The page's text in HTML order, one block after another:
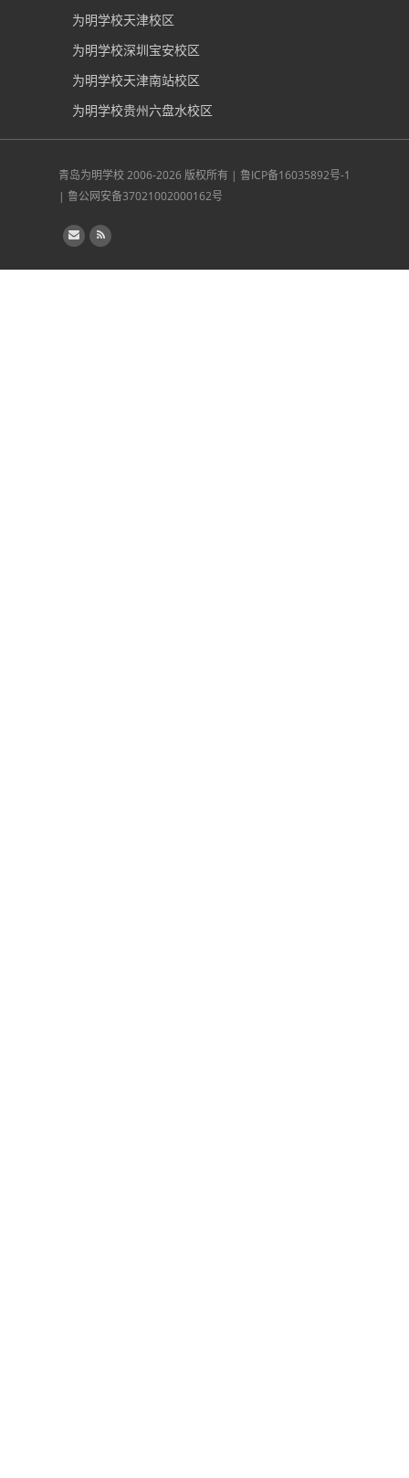
为明学校天津校区
为明学校深圳宝安校区
为明学校天津南站校区
为明学校贵州六盘水校区
青岛为明学校2006-2026 版权所有 | 鲁ICP备16035892号-1
| 鲁公网安备37021002000162号